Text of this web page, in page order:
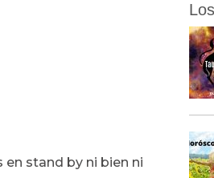
en stand by ni bien ni